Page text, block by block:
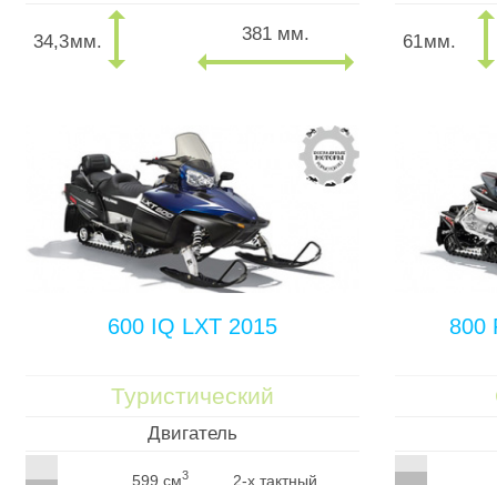
34,3мм. 381 мм. 61мм.
600 IQ LXT 2015
Туристический
Двигатель
599 см3 2-х тактный
800